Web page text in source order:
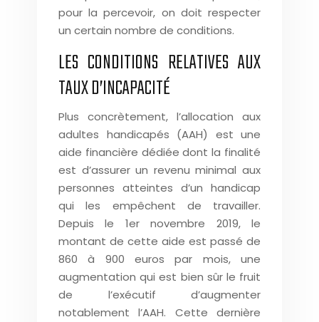
pour la percevoir, on doit respecter
un certain nombre de conditions.
LES CONDITIONS RELATIVES AUX
TAUX D’INCAPACITÉ
Plus concrètement, l’allocation aux
adultes handicapés (AAH) est une
aide financière dédiée dont la finalité
est d’assurer un revenu minimal aux
personnes atteintes d’un handicap
qui les empêchent de travailler.
Depuis le 1er novembre 2019, le
montant de cette aide est passé de
860 à 900 euros par mois, une
augmentation qui est bien sûr le fruit
de l’exécutif d’augmenter
notablement l’AAH. Cette dernière